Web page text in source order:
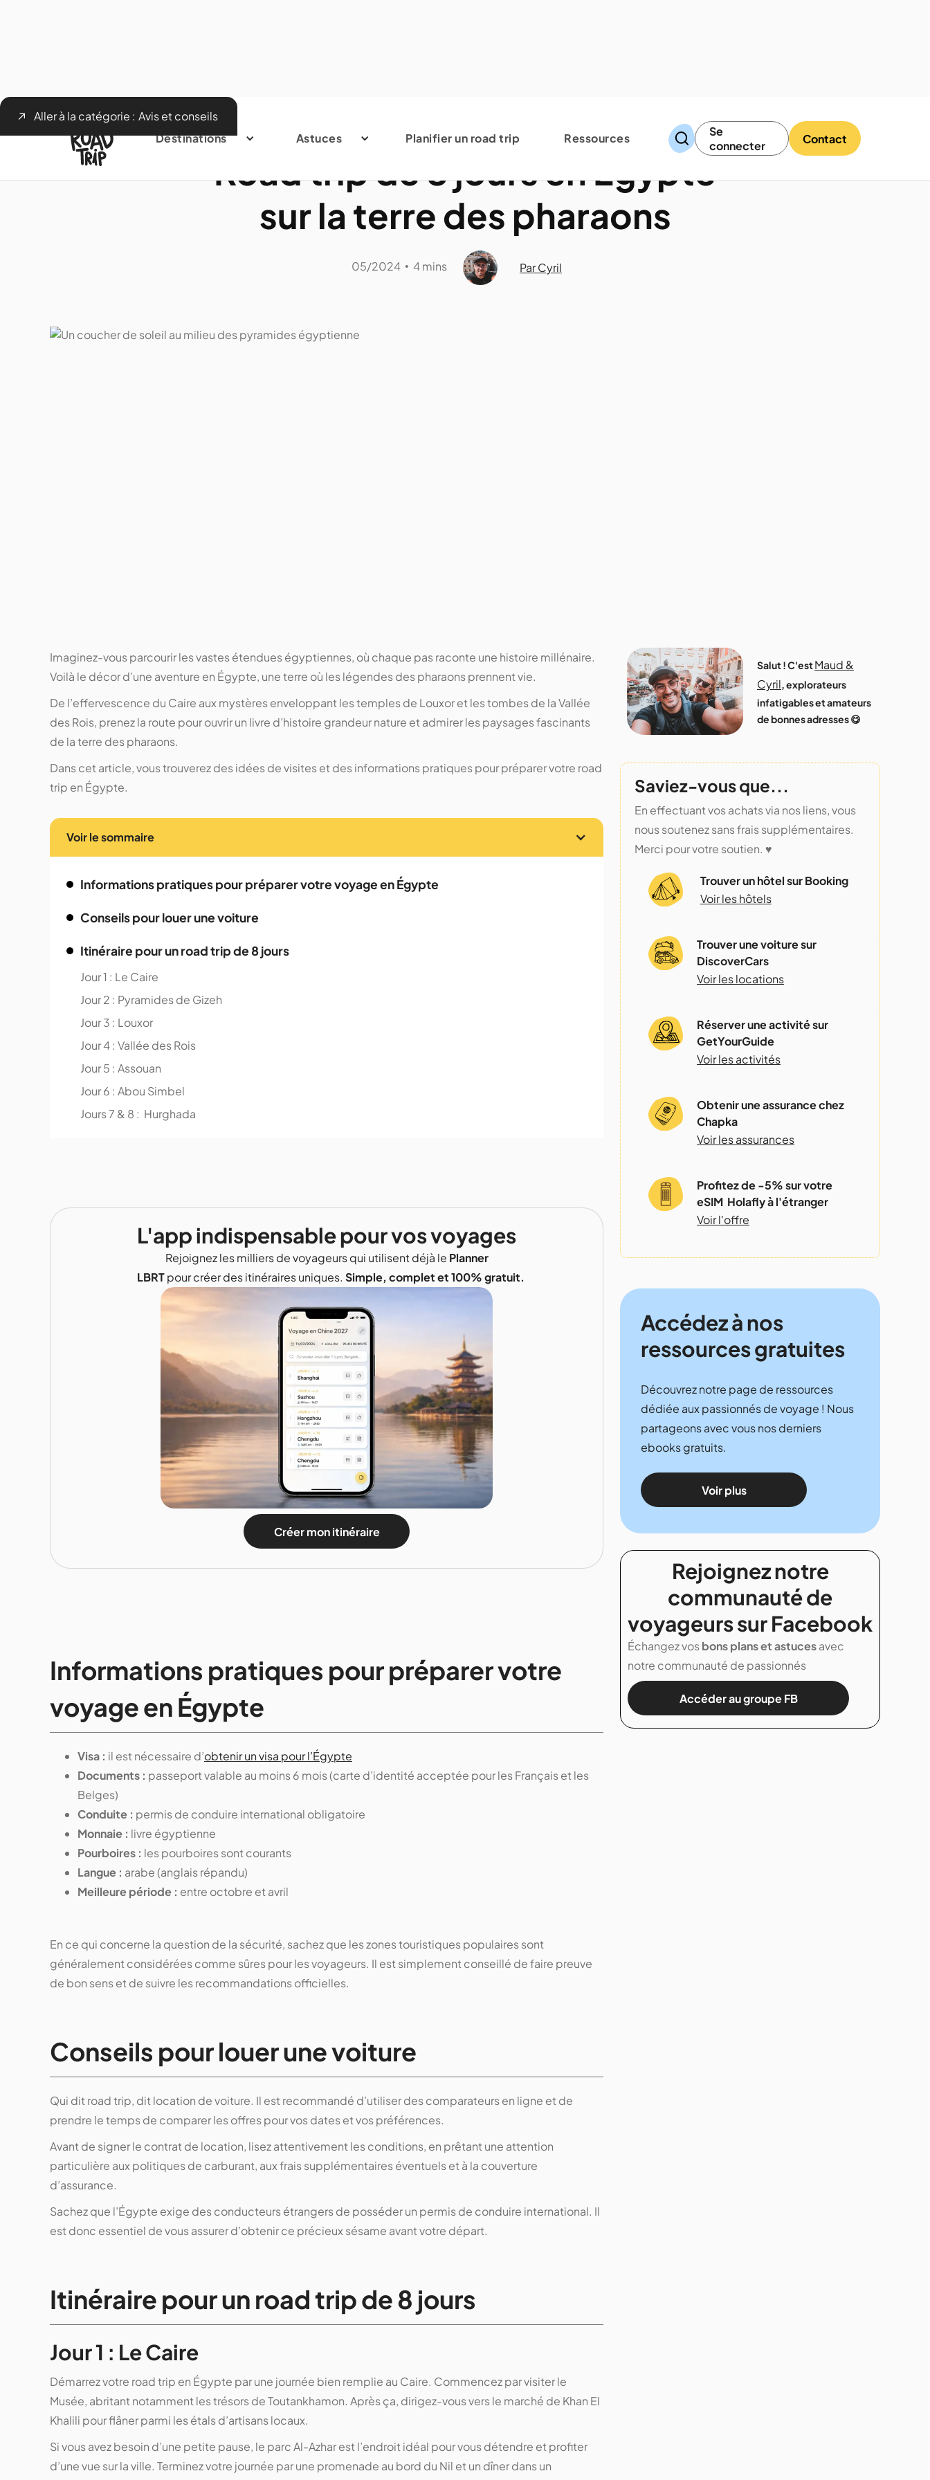
Destinations Astuces Planifier un road trip Ressources
Se
connecter
Contact
Aller à la catégorie : Avis et conseils
Road trip de 8 jours en Égypte
sur la terre des pharaons
05/2024 • 4 mins Par Cyril
Imaginez-vous parcourir les vastes étendues égyptiennes, où chaque pas raconte une histoire millénaire.
Voilà le décor d’une aventure en Égypte, une terre où les légendes des pharaons prennent vie.
De l’effervescence du Caire aux mystères enveloppant les temples de Louxor et les tombes de la Vallée
des Rois, prenez la route pour ouvrir un livre d’histoire grandeur nature et admirer les paysages fascinants
de la terre des pharaons.
Dans cet article, vous trouverez des idées de visites et des informations pratiques pour préparer votre road
trip en Égypte.
Voir le sommaire
Informations pratiques pour préparer votre voyage en Égypte
Conseils pour louer une voiture
Itinéraire pour un road trip de 8 jours
Jour 1 : Le Caire
Jour 2 : Pyramides de Gizeh
Jour 3 : Louxor
Jour 4 : Vallée des Rois
Jour 5 : Assouan
Jour 6 : Abou Simbel
Jours 7 & 8 : Hurghada
L'app indispensable pour vos voyages
Rejoignez les milliers de voyageurs qui utilisent déjà le Planner
LBRTpour créer des itinéraires uniques. Simple, complet et 100% gratuit.
Créer mon itinéraire
Informations pratiques pour préparer votre
voyage en Égypte
Visa : il est nécessaire d’obtenir un visa pour l’Égypte
Documents : passeport valable au moins 6 mois (carte d’identité acceptée pour les Français et les
Belges)
Conduite : permis de conduire international obligatoire
Monnaie : livre égyptienne
Pourboires : les pourboires sont courants
Langue : arabe (anglais répandu)
Meilleure période : entre octobre et avril
En ce qui concerne la question de la sécurité, sachez que les zones touristiques populaires sont
généralement considérées comme sûres pour les voyageurs. Il est simplement conseillé de faire preuve
de bon sens et de suivre les recommandations officielles.
Conseils pour louer une voiture
Qui dit road trip, dit location de voiture. Il est recommandé d’utiliser des comparateurs en ligne et de
prendre le temps de comparer les offres pour vos dates et vos préférences.
Avant de signer le contrat de location, lisez attentivement les conditions, en prêtant une attention
particulière aux politiques de carburant, aux frais supplémentaires éventuels et à la couverture
d’assurance.
Sachez que l’Égypte exige des conducteurs étrangers de posséder un permis de conduire international. Il
est donc essentiel de vous assurer d’obtenir ce précieux sésame avant votre départ.
Itinéraire pour un road trip de 8 jours
Jour 1 : Le Caire
Démarrez votre road trip en Égypte par une journée bien remplie au Caire. Commencez par visiter le
Musée, abritant notamment les trésors de Toutankhamon. Après ça, dirigez-vous vers le marché de Khan El
Khalili pour flâner parmi les étals d’artisans locaux.
Si vous avez besoin d’une petite pause, le parc Al-Azhar est l’endroit idéal pour vous détendre et profiter
d’une vue sur la ville. Terminez votre journée par une promenade au bord du Nil et un dîner dans un
Salut ! C'estMaud &
Cyril, explorateurs
infatigables et amateurs
de bonnes adresses 😋
Saviez-vous que...
En effectuant vos achats via nos liens, vous
nous soutenez sans frais supplémentaires.
Merci pour votre soutien. ♥️
Trouver un hôtel sur Booking
Voir les hôtels
Trouver une voiture sur
DiscoverCars
Voir les locations
Réserver une activité sur
GetYourGuide
Voir les activités
Obtenir une assurance chez
Chapka
Voir les assurances
Profitez de -5% sur votre
eSIM Holafly à l'étranger
Voir l'offre
Accédez à nos
ressources gratuites
Découvrez notre page de ressources
dédiée aux passionnés de voyage ! Nous
partageons avec vous nos derniers
ebooks gratuits.
Voir plus
Rejoignez notre
communauté de
voyageurs sur Facebook
Échangez vosbons plans et astucesavec
notre communauté de passionnés
Accéder au groupe FB